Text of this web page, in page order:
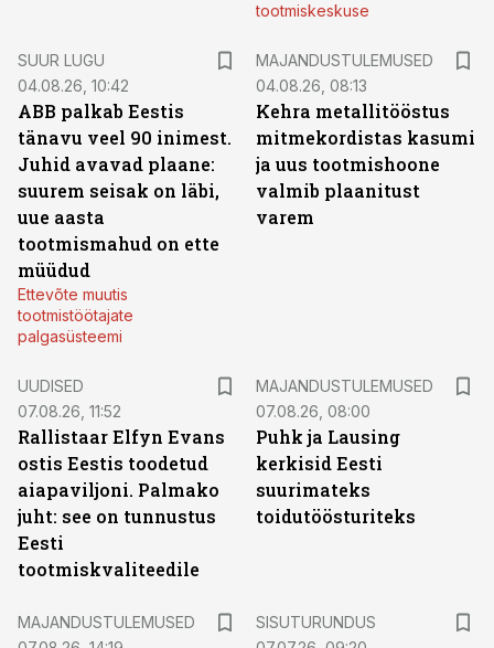
tootmiskeskuse
SUUR LUGU
04.08.26, 10:42
ABB palkab Eestis
tänavu veel 90 inimest.
Juhid avavad plaane:
suurem seisak on läbi,
uue aasta
tootmismahud on ette
müüdud
Ettevõte muutis
tootmistöötajate
palgasüsteemi
MAJANDUSTULEMUSED
04.08.26, 08:13
Kehra metallitööstus
mitmekordistas kasumi
ja uus tootmishoone
valmib plaanitust
varem
UUDISED
07.08.26, 11:52
Rallistaar Elfyn Evans
ostis Eestis toodetud
aiapaviljoni. Palmako
juht: see on tunnustus
Eesti
tootmiskvaliteedile
MAJANDUSTULEMUSED
07.08.26, 08:00
Puhk ja Lausing
kerkisid Eesti
suurimateks
toidutöösturiteks
MAJANDUSTULEMUSED
SISUTURUNDUS